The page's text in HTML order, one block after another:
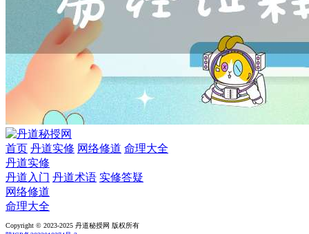
首页 丹道实修 网络修道 命理大全
丹道实修
丹道入门 丹道术语 实修答疑
网络修道
命理大全
Copyright © 2023-2025 丹道秘授网 版权所有